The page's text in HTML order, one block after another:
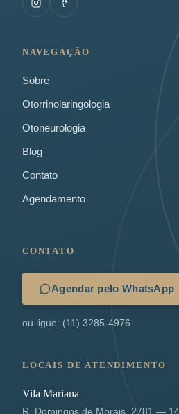
NAVEGAÇÃO
Sobre
Otorrinolaringologia
Otoneurologia
Blog
Contato
Agendamento
CONTATO
Agendar pelo WhatsApp
ou ligue: (11) 3285-4976
LOCAIS DE ATENDIMENTO
Vila Mariana
R. Domingos de Morais, 2781 —